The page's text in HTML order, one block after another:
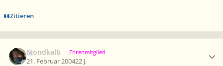
Zitieren
Mondkalb Ehrenmitglied
21. Februar 200422 J.